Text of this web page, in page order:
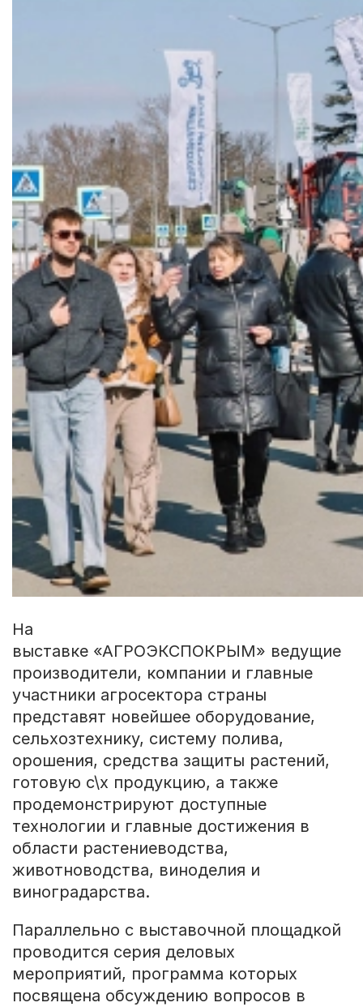
На
выставке «АГРОЭКСПОКРЫМ» ведущие
производители, компании и главные
участники агросектора страны
представят новейшее оборудование,
сельхозтехнику, систему полива,
орошения, средства защиты растений,
готовую с\х продукцию, а также
продемонстрируют доступные
технологии и главные достижения в
области растениеводства,
животноводства, виноделия и
виноградарства.
Параллельно с выставочной площадкой
проводится серия деловых
мероприятий, программа которых
посвящена обсуждению вопросов в